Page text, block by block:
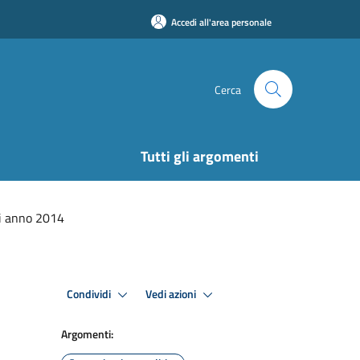
Accedi all'area personale
Cerca
Tutti gli argomenti
anno 2014
Condividi Vedi azioni
Argomenti: